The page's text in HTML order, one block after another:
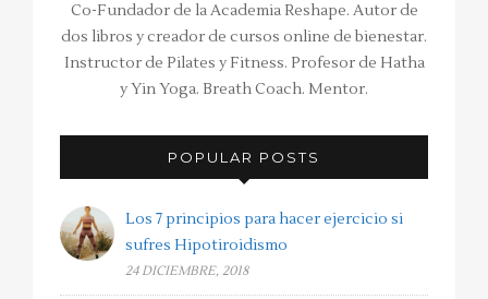
Co-Fundador de la Academia Reshape. Autor de
dos libros y creador de cursos online de bienestar.
Instructor de Pilates y Fitness. Profesor de Hatha
y Yin Yoga. Breath Coach. Mentor.
POPULAR POSTS
Los 7 principios para hacer ejercicio si
sufres Hipotiroidismo
24 DICIEMBRE, 2018